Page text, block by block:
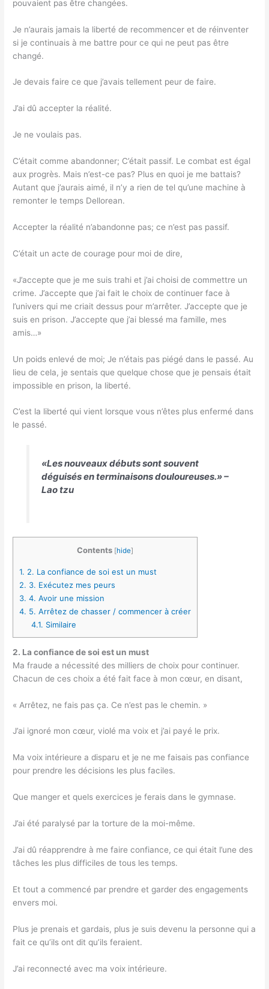
pouvaient pas être changées.
Je n’aurais jamais la liberté de recommencer et de réinventer
si je continuais à me battre pour ce qui ne peut pas être
changé.
Je devais faire ce que j’avais tellement peur de faire.
J’ai dû accepter la réalité.
Je ne voulais pas.
C’était comme abandonner; C’était passif. Le combat est égal
aux progrès. Mais n’est-ce pas? Plus en quoi je me battais?
Autant que j’aurais aimé, il n’y a rien de tel qu’une machine à
remonter le temps Dellorean.
Accepter la réalité n’abandonne pas; ce n’est pas passif.
C’était un acte de courage pour moi de dire,
«J’accepte que je me suis trahi et j’ai choisi de commettre un
crime. J’accepte que j’ai fait le choix de continuer face à
l’univers qui me criait dessus pour m’arrêter. J’accepte que je
suis en prison. J’accepte que j’ai blessé ma famille, mes
amis…»
Un poids enlevé de moi; Je n’étais pas piégé dans le passé. Au
lieu de cela, je sentais que quelque chose que je pensais était
impossible en prison, la liberté.
C’est la liberté qui vient lorsque vous n’êtes plus enfermé dans
le passé.
«Les nouveaux débuts sont souvent
déguisés en terminaisons douloureuses.» –
Lao tzu
Contents [hide]
1. 2. La confiance de soi est un must
2. 3. Exécutez mes peurs
3. 4. Avoir une mission
4. 5. Arrêtez de chasser / commencer à créer
4.1. Similaire
2. La confiance de soi est un must
Ma fraude a nécessité des milliers de choix pour continuer.
Chacun de ces choix a été fait face à mon cœur, en disant,
« Arrêtez, ne fais pas ça. Ce n’est pas le chemin. »
J’ai ignoré mon cœur, violé ma voix et j’ai payé le prix.
Ma voix intérieure a disparu et je ne me faisais pas confiance
pour prendre les décisions les plus faciles.
Que manger et quels exercices je ferais dans le gymnase.
J’ai été paralysé par la torture de la moi-même.
J’ai dû réapprendre à me faire confiance, ce qui était l’une des
tâches les plus difficiles de tous les temps.
Et tout a commencé par prendre et garder des engagements
envers moi.
Plus je prenais et gardais, plus je suis devenu la personne qui a
fait ce qu’ils ont dit qu’ils feraient.
J’ai reconnecté avec ma voix intérieure.